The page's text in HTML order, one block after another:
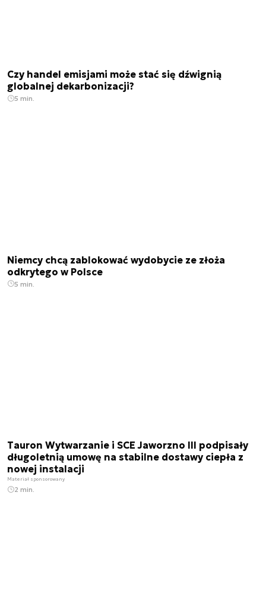
Czy handel emisjami może stać się dźwignią
globalnej dekarbonizacji?
5 min.
Niemcy chcą zablokować wydobycie ze złoża
odkrytego w Polsce
5 min.
Tauron Wytwarzanie i SCE Jaworzno III podpisały
długoletnią umowę na stabilne dostawy ciepła z
nowej instalacji
Materiał sponsorowany
2 min.